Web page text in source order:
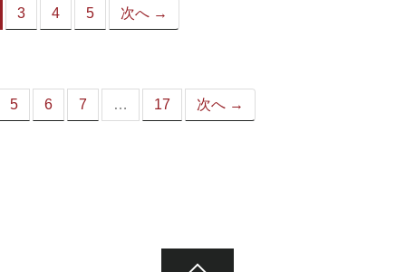
（こ
ジ）
3 4 5 次へ →
（こ
5 6 7 … 17 次へ →